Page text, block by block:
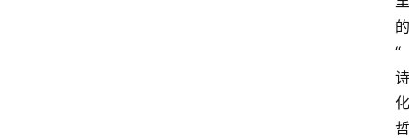
的
“
诗
化
哲